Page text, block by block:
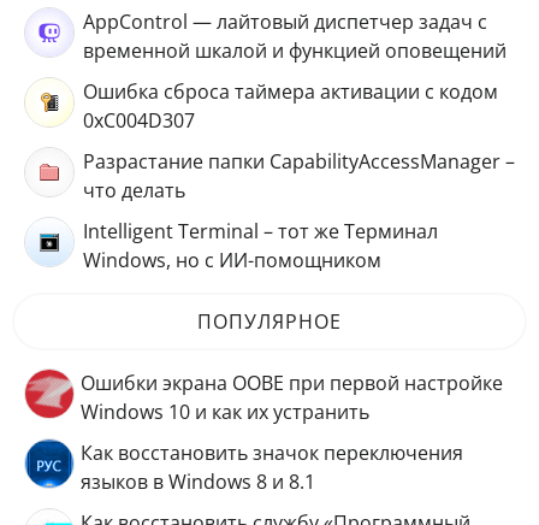
AppControl — лайтовый диспетчер задач с
временной шкалой и функцией оповещений
Ошибка сброса таймера активации с кодом
0xC004D307
Разрастание папки CapabilityAccessManager –
что делать
Intelligent Terminal – тот же Терминал
Windows, но с ИИ-помощником
ПОПУЛЯРНОЕ
Ошибки экрана OOBE при первой настройке
Windows 10 и как их устранить
Как восстановить значок переключения
языков в Windows 8 и 8.1